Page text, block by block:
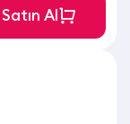
Satın Al